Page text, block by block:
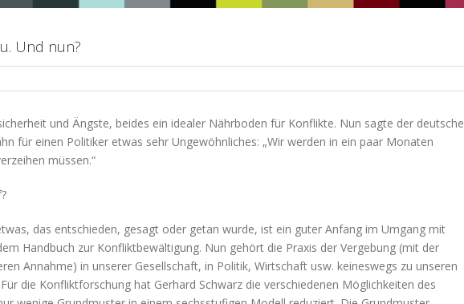
Und nun?
und Ängste, beides ein idealer Nährboden für Konflikte. Nun sagte der deutsche
für einen Politiker etwas sehr Ungewöhnliches: „Wir werden in ein paar Monaten
müssen.“
das entschieden, gesagt oder getan wurde, ist ein guter Anfang im Umgang mit
Handbuch zur Konfliktbewältigung. Nun gehört die Praxis der Vergebung (mit der
Annahme) in unserer Gesellschaft, in Politik, Wirtschaft usw. keineswegs zu unseren
die Konfliktforschung hat Gerhard Schwarz die verschiedenen Möglichkeiten des